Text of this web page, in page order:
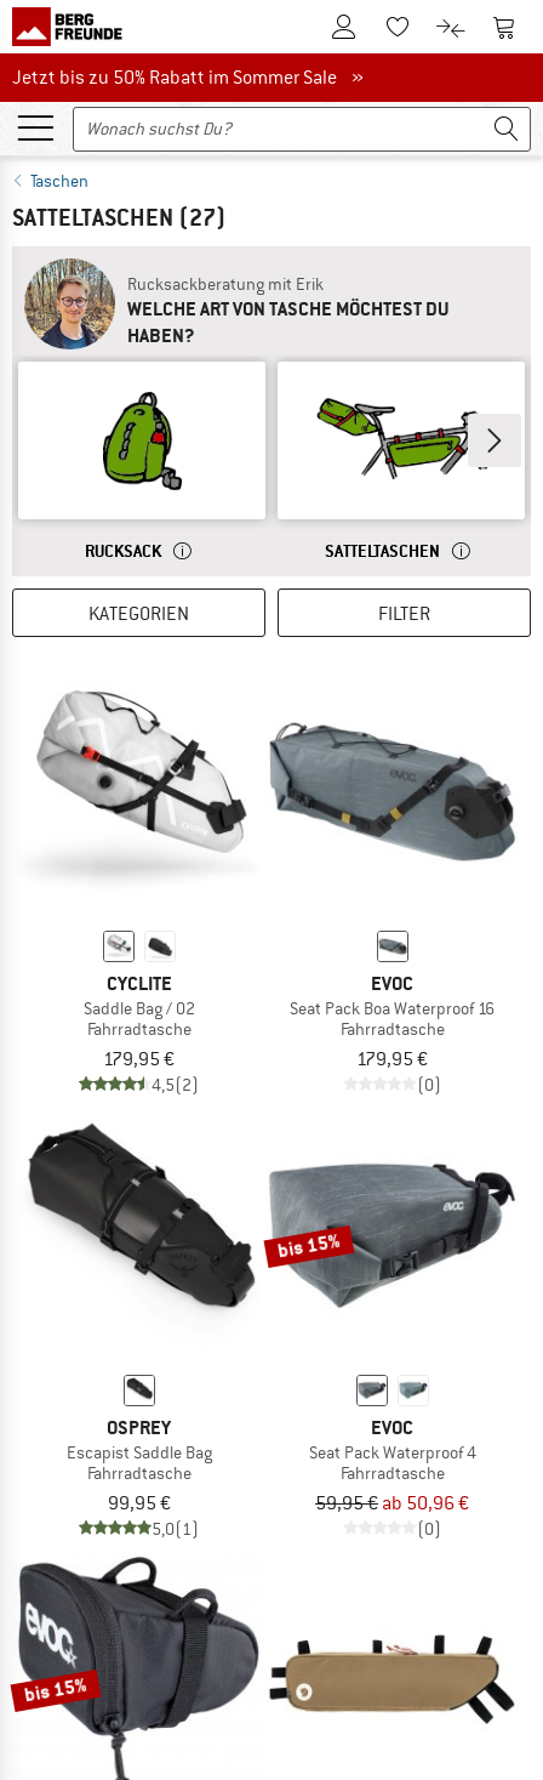
Zum KundenkontoZum Merkzettel.
Zum Zum
Jetzt bis zu 50% Rabatt im Sommer Sale
Jetzt bis zu 50% Rabatt im Sommer Sale »
Taschen
SATTELTASCHEN (27)
Rucksackberatung mit Erik
WELCHE ART VON TASCHE MÖCHTEST DU
HABEN?
ANTWORT
RUCKSACK EIN RUCKSACK EIGNET SICH BESONDERS GUT FÜR
ANTWORT
SATTELTASCHEN EINE
KATEGORIEN FILTER
CYCLITE
Saddle Bag / 02
Fahrradtasche
179,95 €
4,5(2)
EVOC
Seat Pack Boa Waterproof 16
Fahrradtasche
179,95 €
(0)
OSPREY
Escapist Saddle Bag
Fahrradtasche
99,95 €
5,0(1)
bis 15%
EVOC
Seat Pack Waterproof 4
Fahrradtasche
59,95 € ab 50,96 €
(0)
bis 15%